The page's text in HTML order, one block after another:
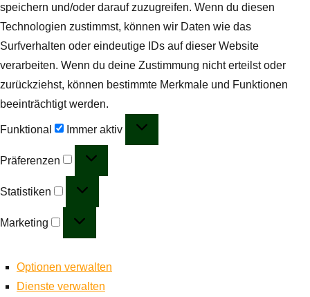
speichern und/oder darauf zuzugreifen. Wenn du diesen
Technologien zustimmst, können wir Daten wie das
Surfverhalten oder eindeutige IDs auf dieser Website
verarbeiten. Wenn du deine Zustimmung nicht erteilst oder
zurückziehst, können bestimmte Merkmale und Funktionen
beeinträchtigt werden.
Funktional
Funktional
Immer aktiv
Präferenzen
Präferenzen
Statistiken
Statistiken
Marketing
Marketing
Optionen verwalten
Dienste verwalten